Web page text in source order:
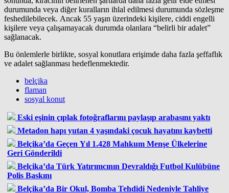
durumunda veya diğer kuralların ihlal edilmesi durumunda sözleşme
feshedilebilecek. Ancak 55 yaşın üzerindeki kişilere, ciddi engelli
kişilere veya çalışamayacak durumda olanlara “belirli bir adalet”
sağlanacak.
Bu önlemlerle birlikte, sosyal konutlara erişimde daha fazla şeffaflık
ve adalet sağlanması hedeflenmektedir.
belçika
flaman
sosyal konut
Eski eşinin çıplak fotoğraflarını paylaşıp arabasını yaktı
Metadon hapı yutan 4 yaşındaki çocuk hayatını kaybetti
Belçika’da Geçen Yıl 1.428 Mahkum Menşe Ülkelerine
Geri Gönderildi
Belçika’da Türk Yatırımcının Devraldığı Futbol Kulübüne
Polis Baskını
Belçika’da Bir Okul, Bomba Tehdidi Nedeniyle Tahliye